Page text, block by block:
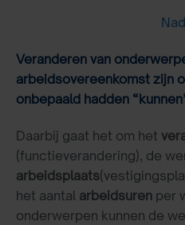
Veranderen van
arbeidsovereenkomst zijn
onbepaald hadden
Daarbij gaat het om het
(functieverandering), de
arbeidsplaats
het aantal arbeidsuren per
onderwerpen kunnen de